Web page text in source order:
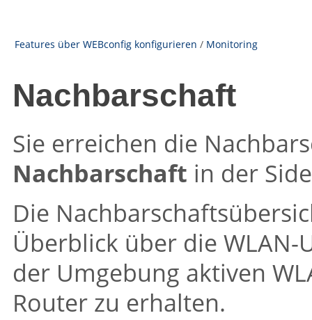
Features über WEBconfig konfigurieren / Monitoring
Nachbarschaft
Sie erreichen die
Nachbarschaft in der
Die
Überblick über die
der Umgebung aktiven
Router zu erhalten.